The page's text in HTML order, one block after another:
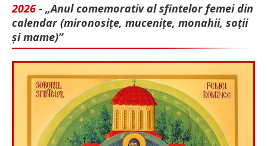
2026 - „Anul comemorativ al sfintelor femei din
calendar (mironosițe, mu­cenițe, monahii, soții
și mame)”